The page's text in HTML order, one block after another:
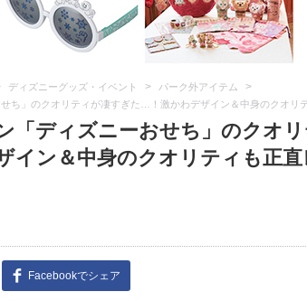
ディズニーグッズ・イベント > パーク外アイテム >
せち」のクオリティが凄すぎた…！激かわデザイン＆中身のクオリ
「ディズニーおせち」のクオ
イン＆中身のクオリティも正直
Facebookでシェア